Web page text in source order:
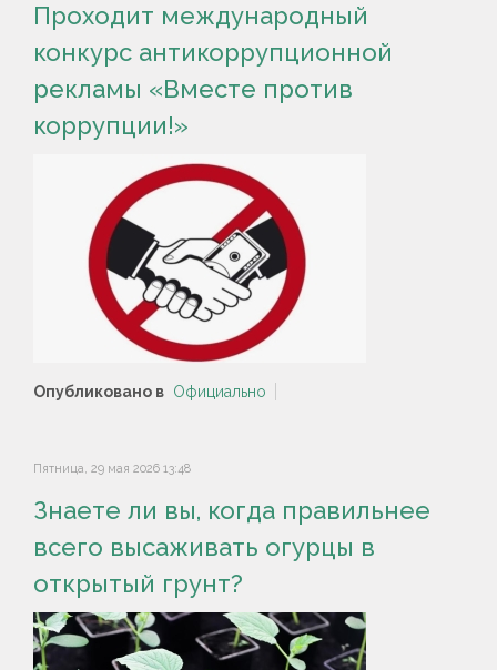
Проходит международный
конкурс антикоррупционной
рекламы «Вместе против
коррупции!»
Опубликовано в Официально
Пятница, 29 мая 2026 13:48
Знаете ли вы, когда правильнее
всего высаживать огурцы в
открытый грунт?